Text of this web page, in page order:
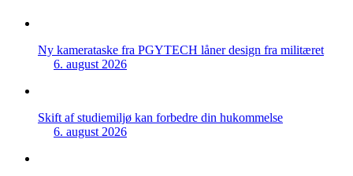
Ny kamerataske fra PGYTECH låner design fra militæret
6. august 2026
Skift af studiemiljø kan forbedre din hukommelse
6. august 2026